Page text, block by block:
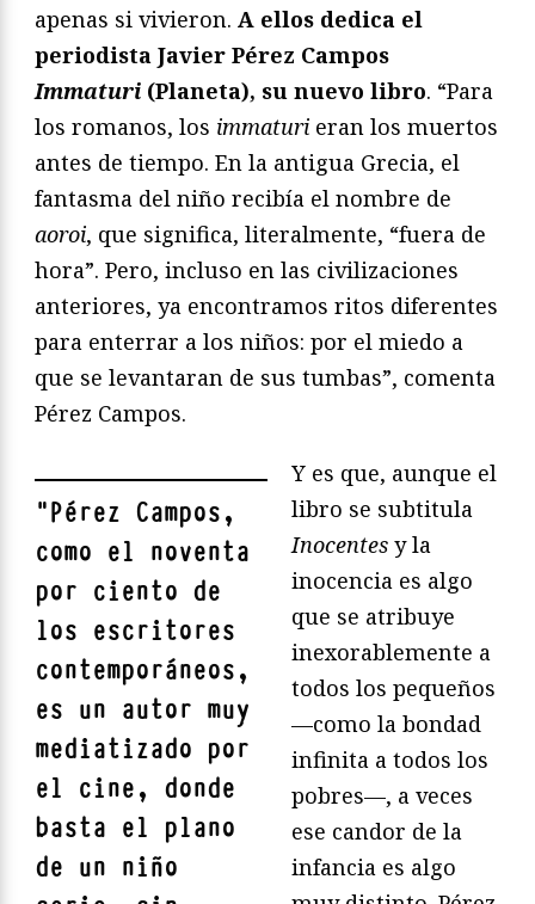
apenas si vivieron. A ellos dedica el
periodista Javier Pérez Campos
Immaturi (Planeta), su nuevo libro. “Para
los romanos, los immaturi eran los muertos
antes de tiempo. En la antigua Grecia, el
fantasma del niño recibía el nombre de
aoroi, que significa, literalmente, “fuera de
hora”. Pero, incluso en las civilizaciones
anteriores, ya encontramos ritos diferentes
para enterrar a los niños: por el miedo a
que se levantaran de sus tumbas”, comenta
Pérez Campos.
"Pérez Campos,
como el noventa
por ciento de
los escritores
contemporáneos,
es un autor muy
mediatizado por
el cine, donde
basta el plano
de un niño
Y es que, aunque el
libro se subtitula
Inocentes y la
inocencia es algo
que se atribuye
inexorablemente a
todos los pequeños
—como la bondad
infinita a todos los
pobres—, a veces
ese candor de la
infancia es algo